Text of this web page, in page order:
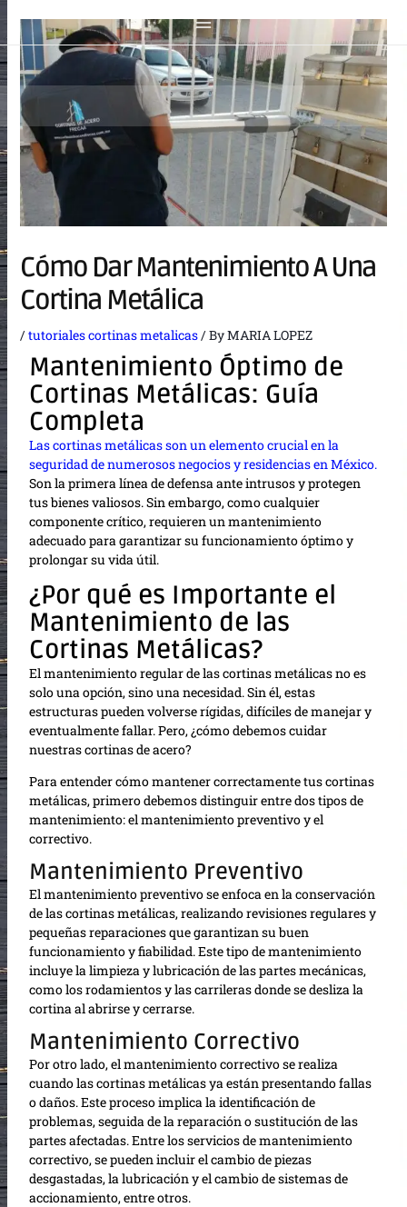
Cómo Dar Mantenimiento A Una
Cortina Metálica
/tutoriales cortinas metalicas/ ByMARIA LOPEZ
Mantenimiento Óptimo de
Cortinas Metálicas: Guía
Completa
Las cortinas metálicas son un elemento crucial en la
seguridad de numerosos negocios y residencias en México.
Son la primera línea de defensa ante intrusos y protegen
tus bienes valiosos. Sin embargo, como cualquier
componente crítico, requieren un mantenimiento
adecuado para garantizar su funcionamiento óptimo y
prolongar su vida útil.
¿Por qué es Importante el
Mantenimiento de las
Cortinas Metálicas?
El mantenimiento regular de las cortinas metálicas no es
solo una opción, sino una necesidad. Sin él, estas
estructuras pueden volverse rígidas, difíciles de manejar y
eventualmente fallar. Pero, ¿cómo debemos cuidar
nuestras cortinas de acero?
Para entender cómo mantener correctamente tus cortinas
metálicas, primero debemos distinguir entre dos tipos de
mantenimiento: el mantenimiento preventivo y el
correctivo.
Mantenimiento Preventivo
El mantenimiento preventivo se enfoca en la conservación
de las cortinas metálicas, realizando revisiones regulares y
pequeñas reparaciones que garantizan su buen
funcionamiento y fiabilidad. Este tipo de mantenimiento
incluye la limpieza y lubricación de las partes mecánicas,
como los rodamientos y las carrileras donde se desliza la
cortina al abrirse y cerrarse.
Mantenimiento Correctivo
Por otro lado, el mantenimiento correctivo se realiza
cuando las cortinas metálicas ya están presentando fallas
o daños. Este proceso implica la identificación de
problemas, seguida de la reparación o sustitución de las
partes afectadas. Entre los servicios de mantenimiento
correctivo, se pueden incluir el cambio de piezas
desgastadas, la lubricación y el cambio de sistemas de
accionamiento, entre otros.